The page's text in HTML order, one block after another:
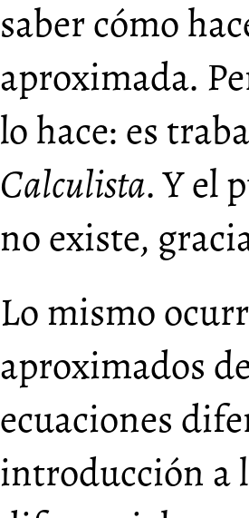
saber cómo
aproximada.
lo hace: es
Calculista. Y el
no existe,
Lo mismo
aproximados
ecuaciones
introducción a